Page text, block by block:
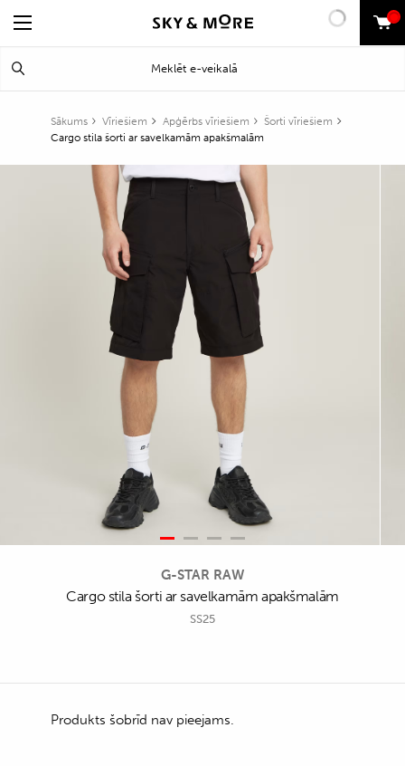
0
Sākums Vīriešiem Apģērbs vīriešiem
Šorti vīriešiem
Cargo stila šorti ar savelkamām apakšmalām
G-STAR RAW
Cargo stila šorti ar savelkamām apakšmalām
SS25
Produkts šobrīd nav pieejams.